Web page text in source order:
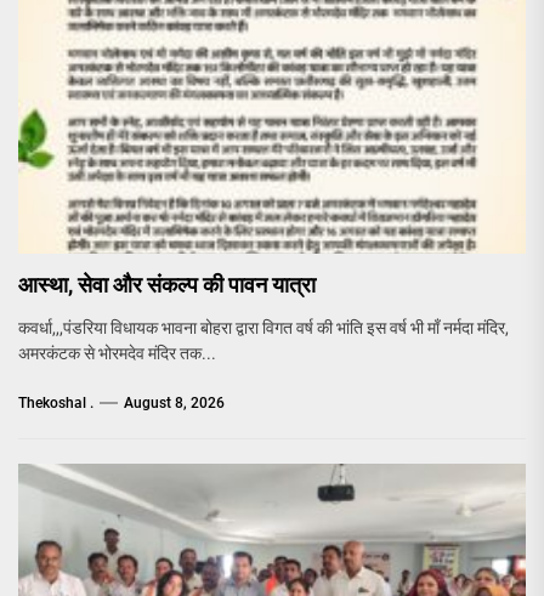
आस्था, सेवा और संकल्प की पावन यात्रा
कवर्धा,,,पंडरिया विधायक भावना बोहरा द्वारा विगत वर्ष की भांति इस वर्ष भी माँ नर्मदा मंदिर,
अमरकंटक से भोरमदेव मंदिर तक...
Thekoshal . August 8, 2026